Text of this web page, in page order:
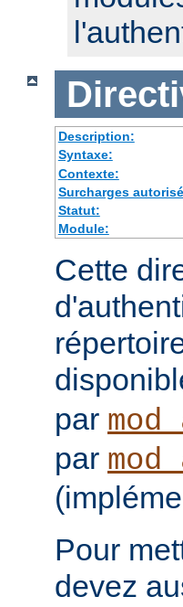
Description:
Syntaxe:
Contexte:
Surcharges
Statut:
Module:
Cette
par
par
Pour
devez